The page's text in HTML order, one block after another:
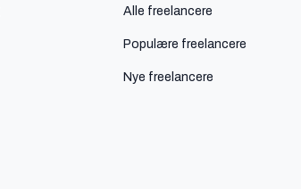
Alle freelancere
Populære freelancere
Nye freelancere